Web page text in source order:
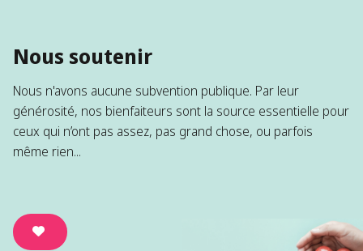
Nous soutenir
Nous n'avons aucune subvention publique. Par leur
générosité, nos bienfaiteurs sont la source essentielle pour
ceux qui n’ont pas assez, pas grand chose, ou parfois
même rien...